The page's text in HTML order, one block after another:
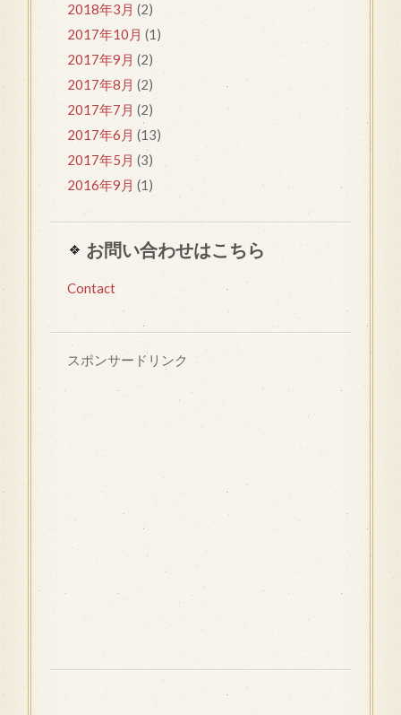
2018年3月 (2)
2017年10月 (1)
2017年9月 (2)
2017年8月 (2)
2017年7月 (2)
2017年6月 (13)
2017年5月 (3)
2016年9月 (1)
お問い合わせはこちら
Contact
スポンサードリンク